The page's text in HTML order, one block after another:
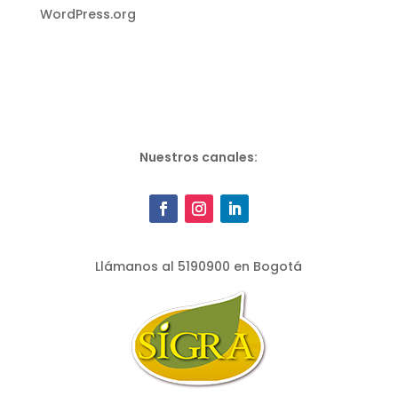
WordPress.org
Nuestros canales:
Llámanos al 5190900 en Bogotá